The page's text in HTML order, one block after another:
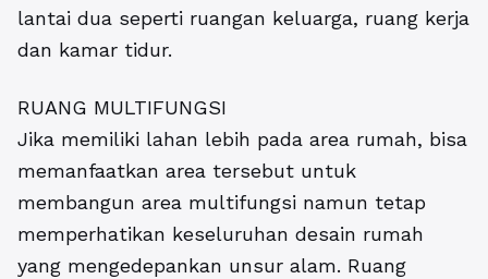
lantai dua seperti ruangan keluarga, ruang kerja
dan kamar tidur.
RUANG MULTIFUNGSI
Jika memiliki lahan lebih pada area rumah, bisa
memanfaatkan area tersebut untuk
membangun area multifungsi namun tetap
memperhatikan keseluruhan desain rumah
yang mengedepankan unsur alam. Ruang